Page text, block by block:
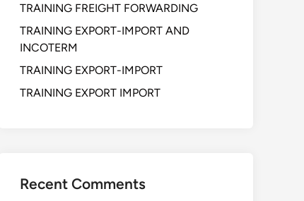
TRAINING FREIGHT FORWARDING
TRAINING EXPORT-IMPORT AND
INCOTERM
TRAINING EXPORT-IMPORT
TRAINING EXPORT IMPORT
Recent Comments